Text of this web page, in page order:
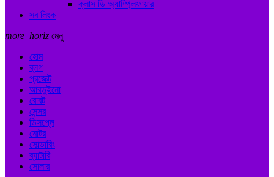
ক্লাস ডি অ্যাম্প্লিফায়ার
সব লিংক
more_horiz মেনু
হোম
ব্লগ
প্রজেক্ট
আরডুইনো
রোবট
সেন্সর
ডিসপ্লে
মোটর
সোল্ডারিং
ব্যাটারি
সোলার